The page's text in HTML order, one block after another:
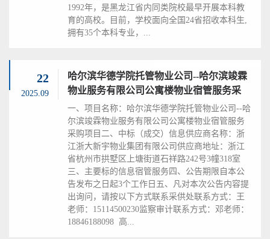
1992年，是黑龙江省内同类院校最早开展本科教
育的高校。目前，学校面向全国24省招收本科生,
拥有35个本科专业，...
22
2025.09
哈尔滨华德学院托管物业公司--哈尔滨竣霖
物业服务有限公司公寓楼物业宿管服务采
一、项目名称：哈尔滨华德学院托管物业公司--哈
尔滨竣霖物业服务有限公司公寓楼物业宿管服务
采购项目二、中标（成交）信息供应商名称：浙
江浙大新宇物业集团有限公司供应商地址：浙江
省杭州市拱墅区上塘街道石祥路242号3幢318室
三、主要标的信息宿管服务四、公告期限自本公
告发布之日起3个工作日五、凡对本次公告内容提
出询问，请按以下方式联系采供处联系方式：王
老师：15114500230监察审计联系方式：邓老师：
18846188098 高...